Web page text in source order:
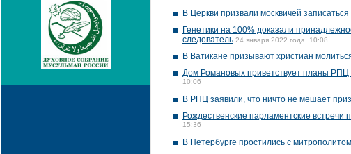
В Церкви призвали москвичей
Генетики на 100% доказали
следователь 24 января 2022 года, 10:08
В Ватикане призывают христиан
Дом Романовых приветствует планы РПЦ
10:06
В РПЦ заявили, что ничто не мешает
Рождественские парламентские
15:36
В Петербурге простились с